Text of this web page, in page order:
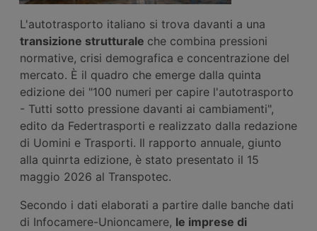
L'autotrasporto italiano si trova davanti a una
transizione strutturale che combina pressioni
normative, crisi demografica e concentrazione del
mercato. È il quadro che emerge dalla quinta
edizione dei "100 numeri per capire l'autotrasporto
- Tutti sotto pressione davanti ai cambiamenti",
edito da Federtrasporti e realizzato dalla redazione
di Uomini e Trasporti. Il rapporto annuale, giunto
alla quinrta edizione, è stato presentato il 15
maggio 2026 al Transpotec.
Secondo i dati elaborati a partire dalle banche dati
di Infocamere-Unioncamere, le imprese di